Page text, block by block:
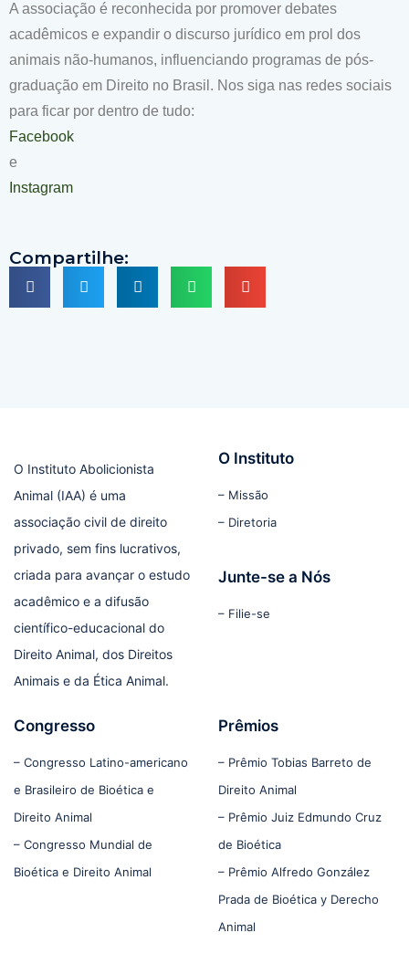
A associação é reconhecida por promover debates
acadêmicos e expandir o discurso jurídico em prol dos
animais não-humanos, influenciando programas de pós-
graduação em Direito no Brasil. Nos siga nas redes sociais
para ficar por dentro de tudo:
Facebook
e
Instagram
Compartilhe:
O Instituto Abolicionista
Animal (IAA) é uma
associação civil de direito
privado, sem fins lucrativos,
criada para avançar o estudo
acadêmico e a difusão
científico-educacional do
Direito Animal, dos Direitos
Animais e da Ética Animal.
O Instituto
– Missão
– Diretoria
Junte-se a Nós
– Filie-se
Congresso
– Congresso Latino-americano
e Brasileiro de Bioética e
Direito Animal
– Congresso Mundial de
Bioética e Direito Animal
Prêmios
– Prêmio Tobias Barreto de
Direito Animal
– Prêmio Juiz Edmundo Cruz
de Bioética
– Prêmio Alfredo González
Prada de Bioética y Derecho
Animal